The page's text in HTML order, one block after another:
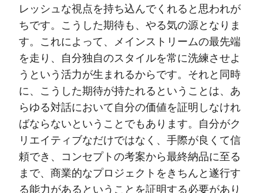
レッシュな視点を持ち込んでくれると思われが
ちです。こうした期待も、やる気の源となりま
す。これによって、メインストリームの最先端
を走り、自分独自のスタイルを常に洗練させよ
うという活力が生まれるからです。それと同時
に、こうした期待が持たれるということは、あ
らゆる対話において自分の価値を証明しなけれ
ばならないということでもあります。自分がク
リエイティブなだけではなく、手際が良くて信
頼でき、コンセプトの考案から最終納品に至る
まで、商業的なプロジェクトをきちんと遂行す
る能力があるということを証明する必要があり